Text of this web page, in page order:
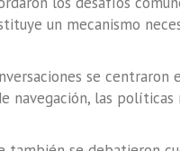
un mecanismo
se
navegación, las